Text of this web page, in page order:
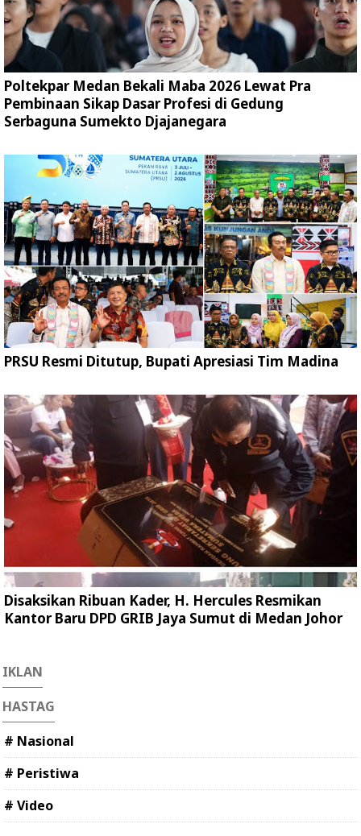
Poltekpar Medan Bekali Maba 2026 Lewat Pra
Pembinaan Sikap Dasar Profesi di Gedung
Serbaguna Sumekto Djajanegara
PRSU Resmi Ditutup, Bupati Apresiasi Tim Madina
Disaksikan Ribuan Kader, H. Hercules Resmikan
Kantor Baru DPD GRIB Jaya Sumut di Medan Johor
IKLAN
HASTAG
# Nasional
# Peristiwa
# Video